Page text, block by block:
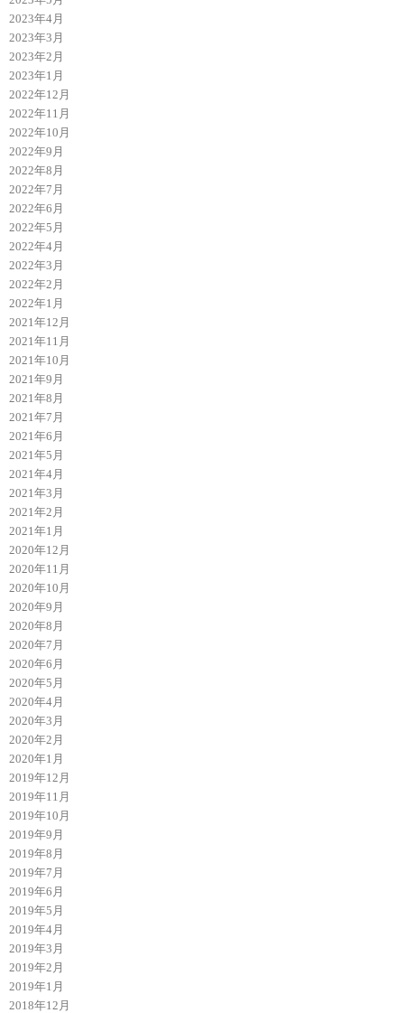
2023年4月
2023年3月
2023年2月
2023年1月
2022年12月
2022年11月
2022年10月
2022年9月
2022年8月
2022年7月
2022年6月
2022年5月
2022年4月
2022年3月
2022年2月
2022年1月
2021年12月
2021年11月
2021年10月
2021年9月
2021年8月
2021年7月
2021年6月
2021年5月
2021年4月
2021年3月
2021年2月
2021年1月
2020年12月
2020年11月
2020年10月
2020年9月
2020年8月
2020年7月
2020年6月
2020年5月
2020年4月
2020年3月
2020年2月
2020年1月
2019年12月
2019年11月
2019年10月
2019年9月
2019年8月
2019年7月
2019年6月
2019年5月
2019年4月
2019年3月
2019年2月
2019年1月
2018年12月